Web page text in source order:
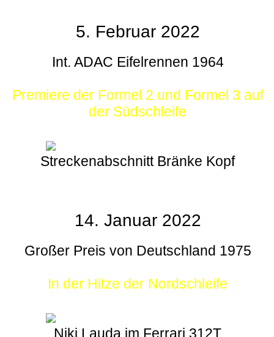
5. Februar 2022
Int. ADAC Eifelrennen 1964
Premiere der Formel 2 und Formel 3 auf
der Südschleife
Streckenabschnitt Bränke Kopf
14. Januar 2022
Großer Preis von Deutschland 1975
In der Hitze der Nordschleife
Niki Lauda im Ferrari 312T